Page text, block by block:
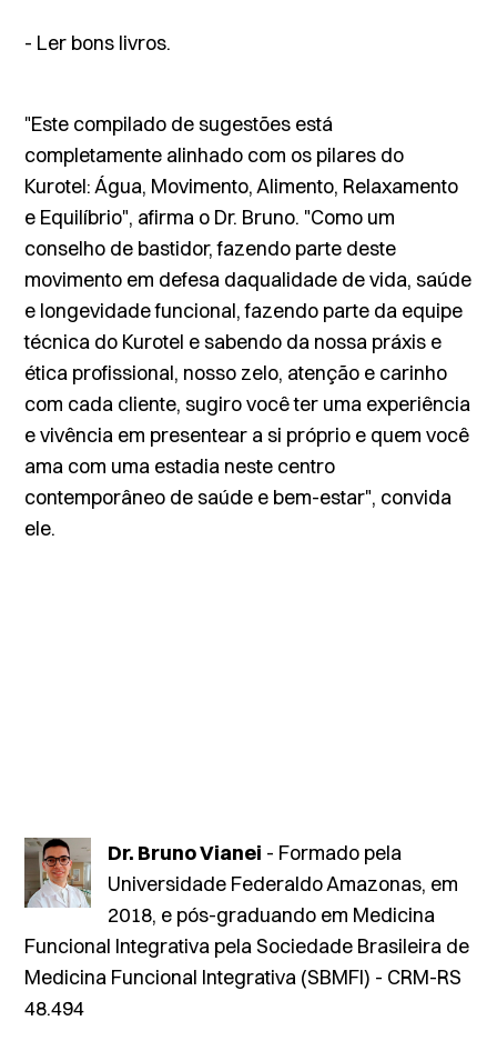
- Ler bons livros.
"Este compilado de sugestões está
completamente alinhado com os pilares do
Kurotel: Água, Movimento, Alimento, Relaxamento
e Equilíbrio", afirma o Dr. Bruno. "Como um
conselho de bastidor, fazendo parte deste
movimento em defesa daqualidade de vida, saúde
e longevidade funcional, fazendo parte da equipe
técnica do Kurotel e sabendo da nossa práxis e
ética profissional, nosso zelo, atenção e carinho
com cada cliente, sugiro você ter uma experiência
e vivência em presentear a si próprio e quem você
ama com uma estadia neste centro
contemporâneo de saúde e bem-estar", convida
ele.
Dr. Bruno Vianei - Formado pela
Universidade Federaldo Amazonas, em
2018, e pós-graduando em Medicina
Funcional Integrativa pela Sociedade Brasileira de
Medicina Funcional Integrativa (SBMFI) - CRM-RS
48.494